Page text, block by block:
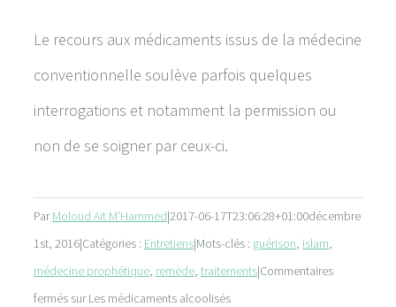
Le recours aux médicaments issus de la médecine
conventionnelle soulève parfois quelques
interrogations et notamment la permission ou
non de se soigner par ceux-ci.
ParMoloud Ait M'Hammed|2017-06-17T23:06:28+01:00décembre
1st, 2016|Catégories : Entretiens|Mots-clés : guérison, islam,
médecine prophétique, remède, traitements|Commentaires
fermés sur Les médicaments alcoolisés